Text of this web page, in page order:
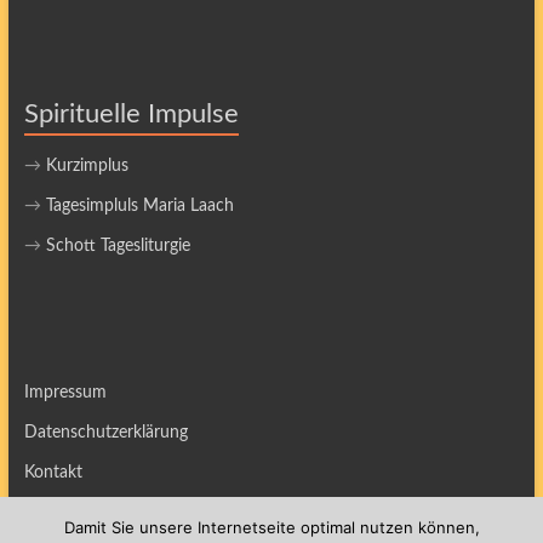
Spirituelle Impulse
→ Kurzimplus
→ Tagesimpluls Maria Laach
→ Schott Tagesliturgie
Impressum
Datenschutzerklärung
Kontakt
Damit Sie unsere Internetseite optimal nutzen können,